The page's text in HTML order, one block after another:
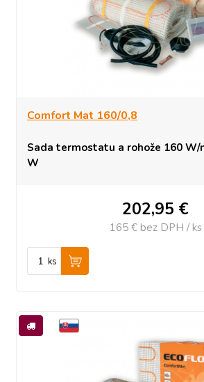
Comfort Mat 160/0,8
Sada termostatu a rohože 160 W/
W
202,95 €
165 € bez DPH / ks
ks